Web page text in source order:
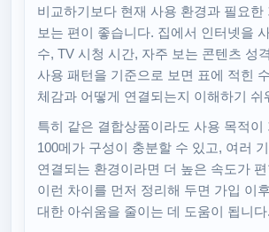
비교하기보다 현재 사용 환경과 필요한
보는 편이 좋습니다. 집에서 인터넷을
수, TV 시청 시간, 자주 보는 콘텐츠 성
사용 패턴을 기준으로 보면 표에 적힌
체감과 어떻게 연결되는지 이해하기 쉬
특히 같은 결합상품이라도 사용 목적이
100메가 구성이 충분할 수 있고, 여러
연결되는 환경이라면 더 높은 속도가
이런 차이를 먼저 정리해 두면 가입 이
대한 아쉬움을 줄이는 데 도움이 됩니다.